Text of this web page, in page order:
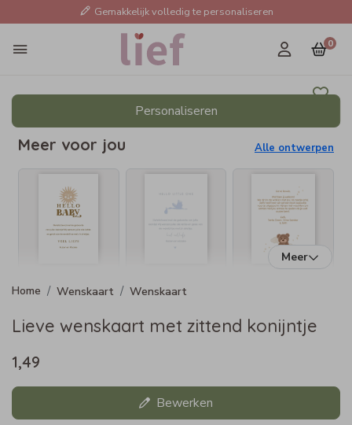
Gemakkelijk volledig te personaliseren
0
Personaliseren
Meer voor jou Alle ontwerpen
Meer
Wenskaart Wenskaart
Lieve wenskaart met zittend konijntje
1,49
Bewerken